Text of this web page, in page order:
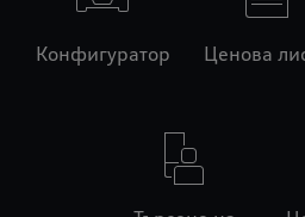
Конфигуратор Ценова